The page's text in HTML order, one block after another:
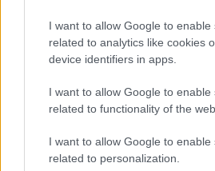
I want to allow Google to enable
related to analytics like cookies
device identifiers in apps.
I want to allow Google to enable
related to functionality of the
I want to allow Google to enable
related to personalization.
αγαπημένα σου
Ακολούθησε το
Google